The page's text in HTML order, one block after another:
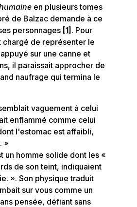
en plusieurs tomes
de Balzac demande à ce
personnages [1] . Pour
chargé de représenter le
sur une canne et
il paraissait approcher de
naufrage qui termina le
vaguement à celui
enflammé comme celui
l'estomac est affaibli,
»
un homme solide dont les «
de son teint, indiquaient
». Son physique traduit
sur vous comme un
pensée, défiant sans